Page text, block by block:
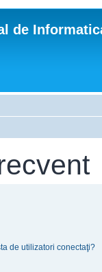
de
de utilizatori conectaţi?